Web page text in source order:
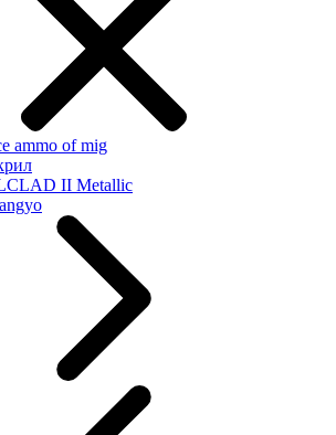
ammo of mig
II Metallic